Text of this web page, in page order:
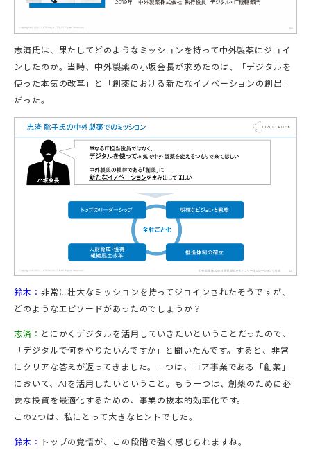
志済氏は、果たしてどのようなミッションを持って中外製薬にジョイ
ンしたのか。当時、中外製薬の小坂会長が求めたのは、「デジタルを
使った本気の改革」と「創薬における新たなイノベーションの創出」
だった。
鈴木： 非常に壮大なミッションを持ってジョインされたそうですが、
どのようなエピソードがあったのでしょうか？
志済： とにかくデジタルを活用していきたいということだったので、
「デジタルで何をやりたいんですか」と聞いたんです。すると、非常
にクリアな答えが返ってきました。一つは、コア事業である「創薬」
において、AIを活用したいということ。もう一つは、創薬のために必
要な投資を最適化するための、事業の抜本的効率化です。
この2つは、私にとって大きなヒントでした。
鈴木： トップの覚悟が、この段階で強く感じられますね。